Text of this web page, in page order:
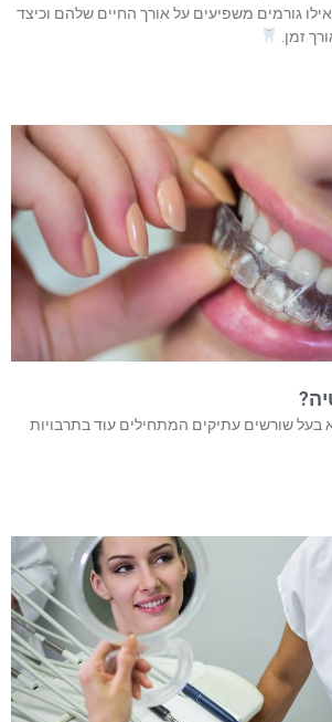
אילו גורמים משפיעים על אורך החיים שלהם וכיצד
זמן.
בעל שורשים עתיקים המתחילים עוד בתרבויות